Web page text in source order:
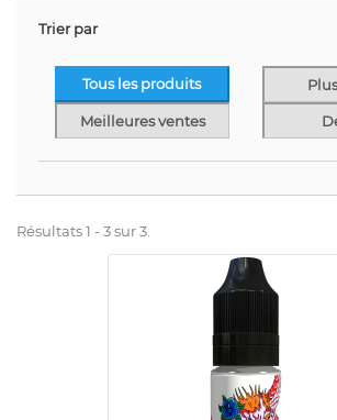
Trier par
Tous les produits
Meilleures ventes
Résultats 1 - 3 sur 3.